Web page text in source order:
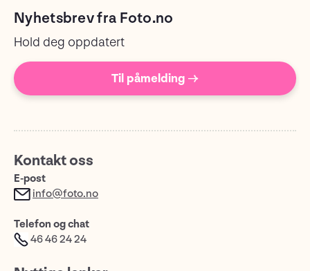
Nyhetsbrev fra Foto.no
Hold deg oppdatert
Til påmelding →
Kontakt oss
E-post
info@foto.no
Telefon og chat
46 46 24 24